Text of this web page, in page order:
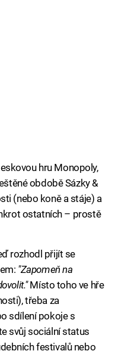
hru Monopoly,
obdobě Sázky &
(nebo koně a stáje) a
ostatních – prostě
rozhodl přijít se
"Zapomeň na
Místo toho ve hře
třeba za
sdílení pokoje s
svůj sociální status
festivalů nebo